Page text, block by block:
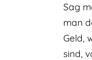
Sag
man
Geld,
sind,